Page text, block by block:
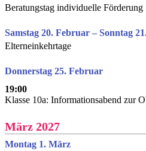
Beratungstag individuelle Förderung
Samstag 20. Februar – Sonntag
Elterneinkehrtage
Donnerstag 25. Februar
19:00
Klasse 10a: Informationsabend zur
März 2027
Montag 1. März